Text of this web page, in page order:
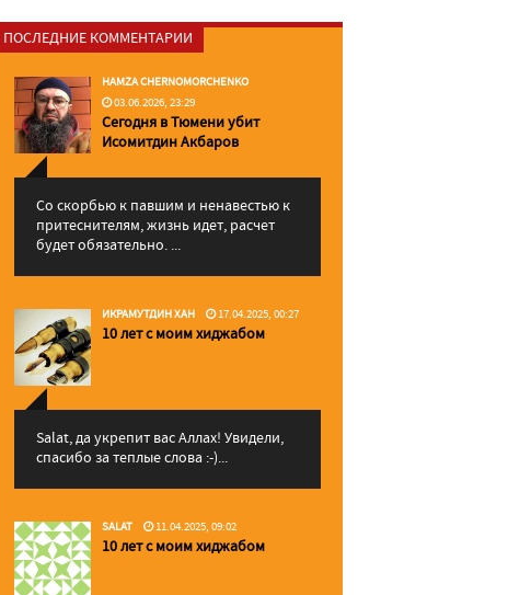
ПОСЛЕДНИЕ КОММЕНТАРИИ
HAMZA CHERNOMORCHENKO
03.06.2026, 23:29
Сегодня в Тюмени убит
Исомитдин Акбаров
Со скорбью к павшим и ненавестью к
притеснителям, жизнь идет, расчет
будет обязательно. ...
ИКРАМУТДИН ХАН 17.04.2025, 00:27
10 лет с моим хиджабом
Salat, да укрепит вас Аллаx! Увидели,
спасибо за теплые слова :-)...
SALAT 11.04.2025, 09:02
10 лет с моим хиджабом